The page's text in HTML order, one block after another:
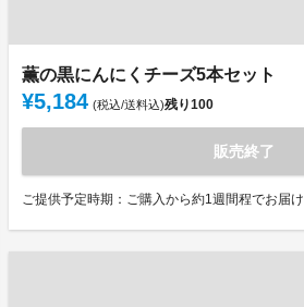
薫の黒にんにくチーズ5本セット
¥5,184 (税込/送料込)残り100
販売終了
ご提供予定時期：ご購入から約1週間程でお届け